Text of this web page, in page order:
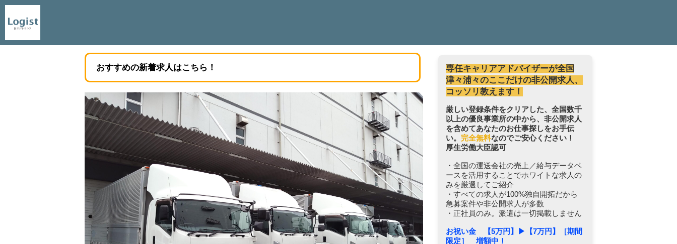
おすすめの新着求人はこちら！
専任キャリアアドバイザーが全国
津々浦々のここだけの非公開求人、
コッソリ教えます！
厳しい登録条件をクリアした、全国数千
以上の優良事業所の中から、非公開求人
を含めてあなたのお仕事探しをお手伝
い。 完全無料なのでご安心ください！
厚生労働大臣認可
・全国の運送会社の売上／給与データベ
ースを活用することでホワイトな求人の
みを厳選してご紹介
・すべての求人が100%独自開拓だから
急募案件や非公開求人が多数
・正社員のみ。派遣は一切掲載しません
お祝い金 【5万円】▶︎【7万円】［期間
限定］ 増額中！